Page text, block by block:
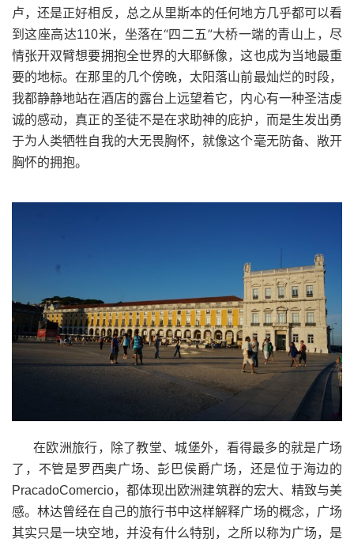
卢，还是正好相反，总之从里斯本的任何地方几乎都可以看
到这座高达110米，坐落在“四二五”大桥一端的青山上，尽
情张开双臂想要拥抱全世界的大耶稣像，这也成为当地最重
要的地标。在那里的几个傍晚，太阳落山前最灿烂的时段，
我都静静地站在酒店的露台上远望着它，内心有一种圣洁虔
诚的感动，真正的圣徒不是在求助神的庇护，而是生发出勇
于为人类牺牲自我的大无畏胸怀，就像这个毫无防备、敞开
胸怀的拥抱。
在欧洲旅行，除了教堂、城堡外，看得最多的就是广场
了，不管是罗西奥广场、彭巴侯爵广场，还是位于海边的
PracadoComercio，都体现出欧洲建筑群的宏大、精致与美
感。林达曾经在自己的旅行书中这样解释广场的概念，广场
其实只是一块空地，并没有什么特别，之所以称为广场，是